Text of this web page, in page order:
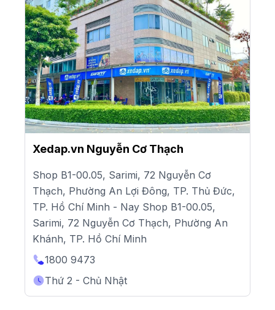
Xedap.vn Nguyễn Cơ Thạch
Shop B1-00.05, Sarimi, 72 Nguyễn Cơ
Thạch, Phường An Lợi Đông, TP. Thủ Đức,
TP. Hồ Chí Minh - Nay Shop B1-00.05,
Sarimi, 72 Nguyễn Cơ Thạch, Phường An
Khánh, TP. Hồ Chí Minh
1800 9473
Thứ 2 - Chủ Nhật